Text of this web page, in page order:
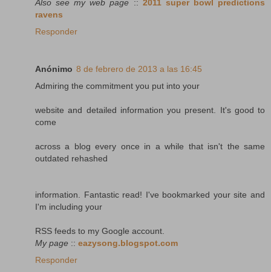
Also see my web page :: 2011 super bowl predictions
ravens
Responder
Anónimo 8 de febrero de 2013 a las 16:45
Admiring the commitment you put into your
website and detailed information you present. It's good to
come
across a blog every once in a while that isn't the same
outdated rehashed
information. Fantastic read! I've bookmarked your site and
I'm including your
RSS feeds to my Google account.
My page :: eazysong.blogspot.com
Responder